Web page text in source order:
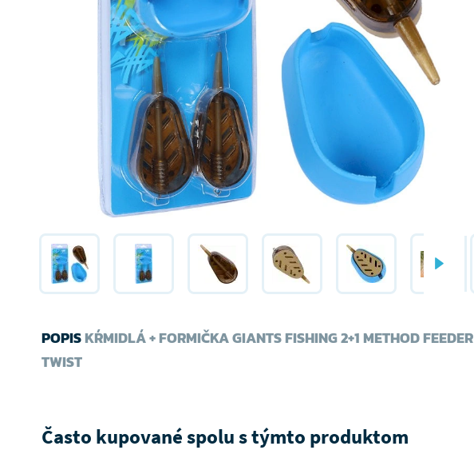
POPISKŔMIDLÁ + FORMIČKA GIANTS FISHING 2+1 METHOD FEEDER
TWIST
Často kupované spolu s týmto produktom